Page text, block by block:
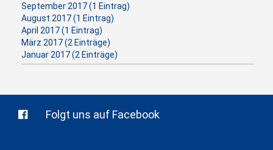
September 2017 (1 Eintrag)
August 2017 (1 Eintrag)
April 2017 (1 Eintrag)
März 2017 (2 Einträge)
Januar 2017 (2 Einträge)
Folgt uns auf Facebook